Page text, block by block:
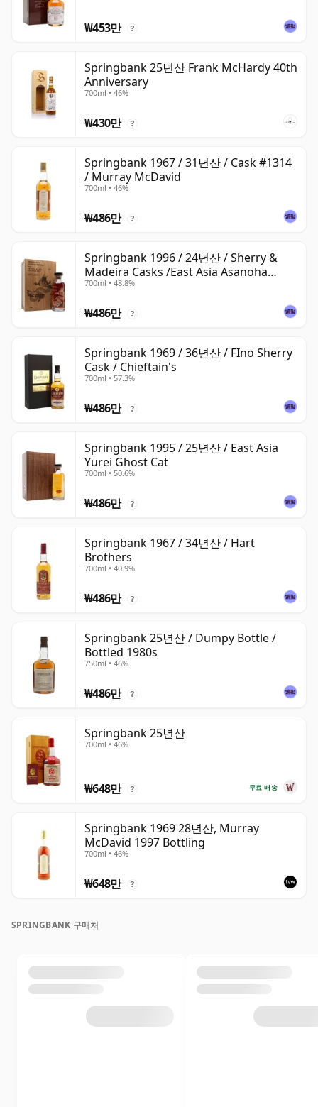
₩453만 ?
Springbank 25년산 Frank McHardy 40th
Anniversary
700ml • 46%
₩430만 ?
Springbank 1967 / 31년산 / Cask #1314
/ Murray McDavid
700ml • 46%
₩486만 ?
Springbank 1996 / 24년산 / Sherry &
Madeira Casks /East Asia Asanoha
Dragon
700ml • 48.8%
₩486만 ?
Springbank 1969 / 36년산 / FIno Sherry
Cask / Chieftain's
700ml • 57.3%
₩486만 ?
Springbank 1995 / 25년산 / East Asia
Yurei Ghost Cat
700ml • 50.6%
₩486만 ?
Springbank 1967 / 34년산 / Hart
Brothers
700ml • 40.9%
₩486만 ?
Springbank 25년산 / Dumpy Bottle /
Bottled 1980s
750ml • 46%
₩486만 ?
Springbank 25년산
700ml • 46%
무료 배송
₩648만 ?
Springbank 1969 28년산, Murray
McDavid 1997 Bottling
700ml • 46%
₩648만 ?
SPRINGBANK 구매처